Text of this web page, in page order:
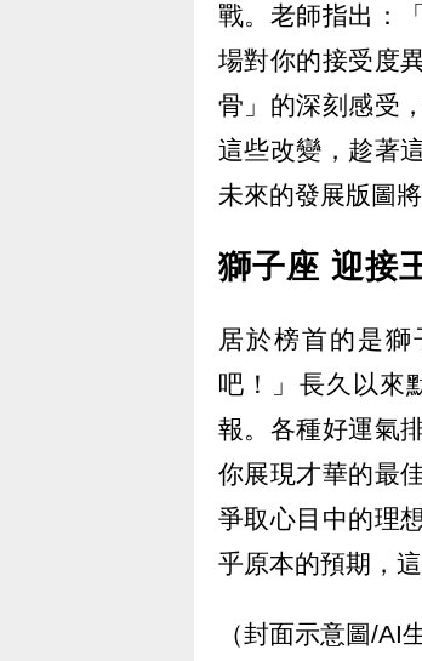
戰。老師指出：
場對你的接受度
骨」的深刻感受
這些改變，趁著
未來的發展版圖
獅子座 迎接
居於榜首的是
吧！」長久以來
報。各種好運氣
你展現才華的最
爭取心目中的理
乎原本的預期，
（封面示意圖/AI